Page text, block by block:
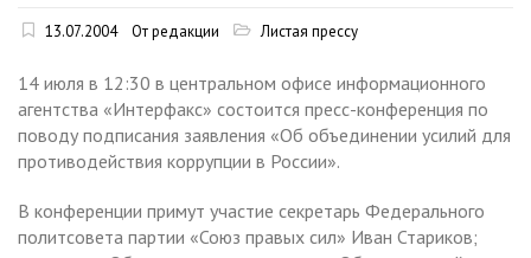
13.07.2004 От редакции Листая прессу
14 июля в 12:30 в центральном офисе информационного
агентства «Интерфакс» состоится пресс-конференция по
поводу подписания заявления «Об объединении усилий для
противодействия коррупции в России».
В конференции примут участие секретарь Федерального
политсовета партии «Союз правых сил» Иван Стариков;